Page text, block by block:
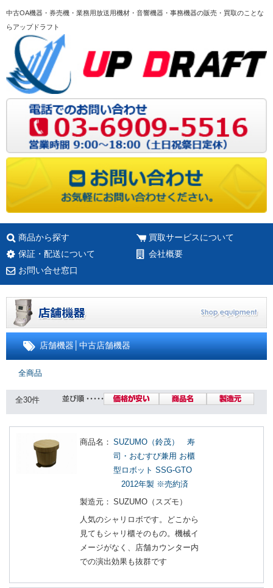
中古OA機器・券売機・業務用放送用機材・音響機器・事務機器の販売・買取のことな
らアップドラフト
商品から探す
買取サービスについて
保証・配送について
会社概要
お問い合せ窓口
店舗機器 中古店舗機器
全商品
全30件
商品名： SUZUMO（鈴茂） 寿
司・おむすび兼用 お櫃
型ロボット SSG-GTO
2012年製 ※売約済
製造元： SUZUMO（スズモ）
人気のシャリロボです。どこから
見てもシャリ櫃そのもの。機械イ
メージがなく、店舗カウンター内
での演出効果も抜群です